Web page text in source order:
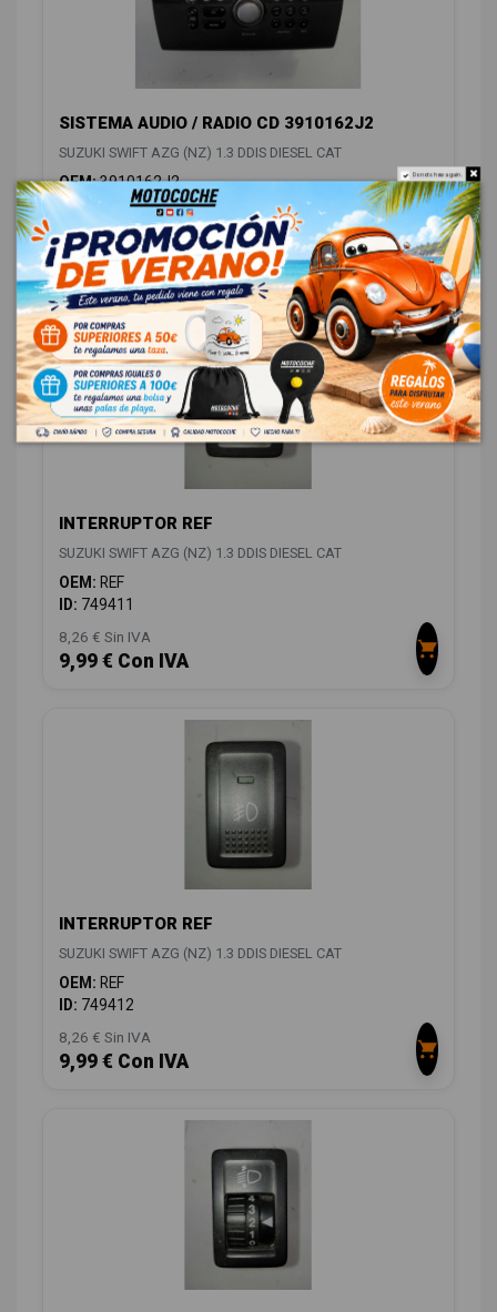
SISTEMA AUDIO / RADIO CD 3910162J2
SUZUKI SWIFT AZG (NZ) 1.3 DDIS DIESEL CAT
OEM:3910162J2
ID:735480
28,00 € Sin IVA
33,88 € Con IVA
INTERRUPTOR REF
SUZUKI SWIFT AZG (NZ) 1.3 DDIS DIESEL CAT
OEM: REF
ID: 749411
8,26 € Sin IVA
9,99 € Con IVA
INTERRUPTOR REF
SUZUKI SWIFT AZG (NZ) 1.3 DDIS DIESEL CAT
OEM: REF
ID: 749412
8,26 € Sin IVA
9,99 € Con IVA
Do not show again.